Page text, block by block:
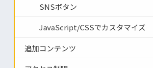
SNSボタン
JavaScript/CSSでカスタマイズ
追加コンテンツ